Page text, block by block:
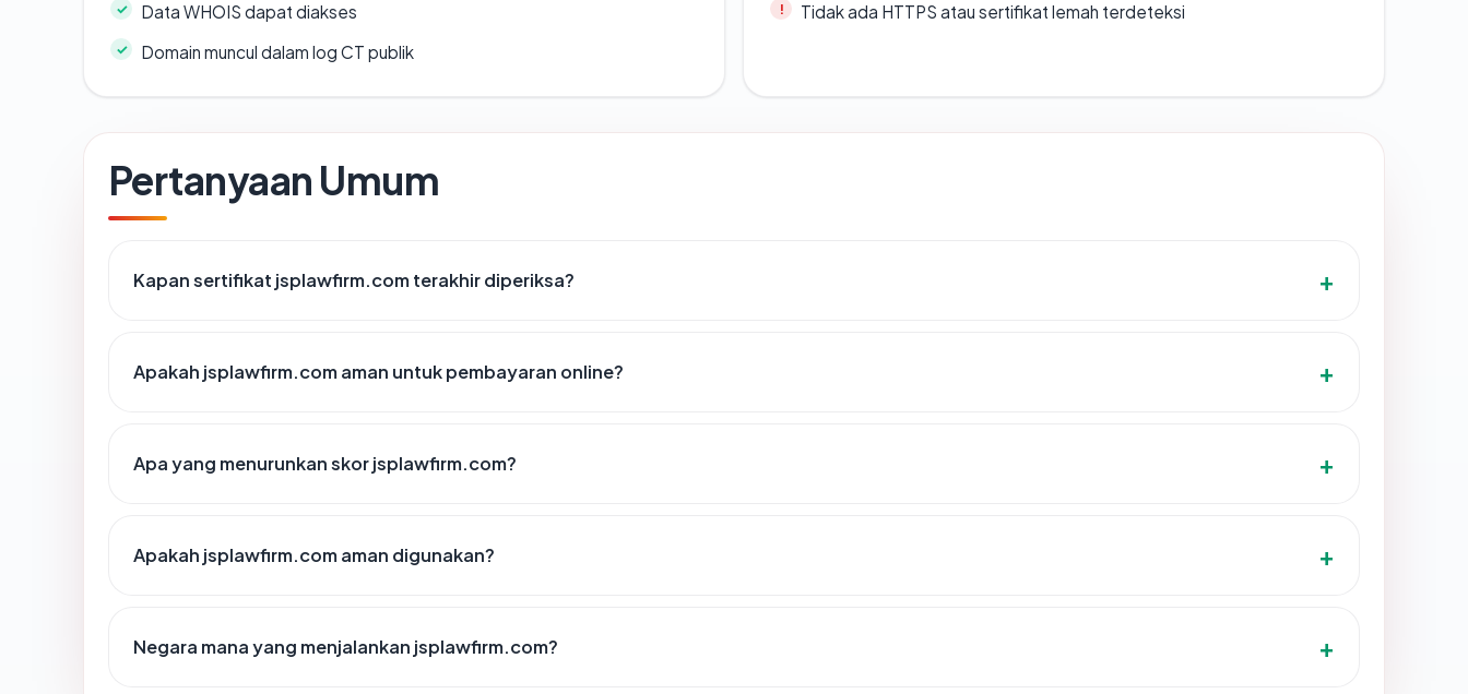
Data WHOIS dapat diakses
Domain muncul dalam log CT publik
Tidak ada HTTPS atau sertifikat lemah terdeteksi
Pertanyaan Umum
Kapan sertifikat jsplawfirm.com terakhir diperiksa?
Apakah jsplawfirm.com aman untuk pembayaran online?
Apa yang menurunkan skor jsplawfirm.com?
Apakah jsplawfirm.com aman digunakan?
Negara mana yang menjalankan jsplawfirm.com?